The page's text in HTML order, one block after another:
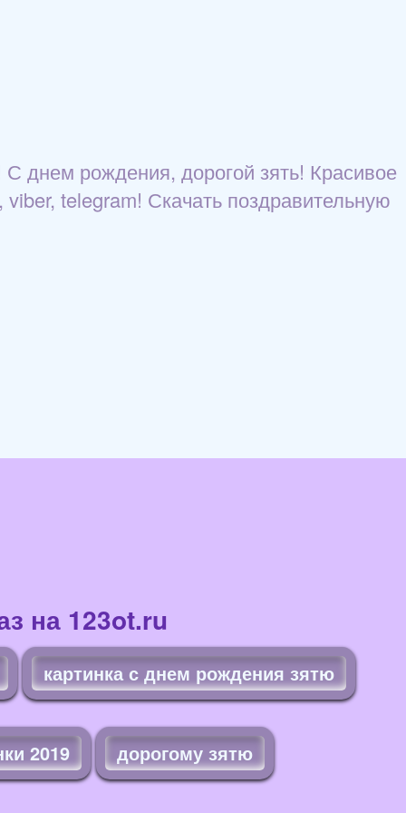
днем рождения, дорогой зять! Красивое
telegram! Скачать поздравительную
на 123ot.ru
картинка с днем рождения зятю
2019 дорогому зятю